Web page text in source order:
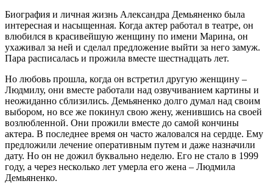
Биография и личная жизнь Александра Демьяненко была
интересная и насыщенная. Когда актер работал в театре, он
влюбился в красивейшую женщину по имени Марина, он
ухаживал за ней и сделал предложение выйти за него замуж.
Пара расписалась и прожила вместе шестнадцать лет.
Но любовь прошла, когда он встретил другую женщину –
Людмилу, они вместе работали над озвучиванием картины и
неожиданно сблизились. Демьяненко долго думал над своим
выбором, но все же покинул свою жену, женившись на своей
возлюбленной. Они прожили вместе до самой кончины
актера. В последнее время он часто жаловался на сердце. Ему
предложили лечение оперативным путем и даже назначили
дату. Но он не дожил буквально неделю. Его не стало в 1999
году, а через несколько лет умерла его жена – Людмила
Демьяненко.